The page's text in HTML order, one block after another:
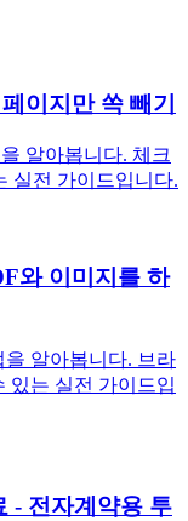
이지만 쏙 빼기
알아봅니다. 체크
실전 가이드입니다.
와 이미지를 하
알아봅니다. 브라
있는 실전 가이드입
- 전자계약용 투